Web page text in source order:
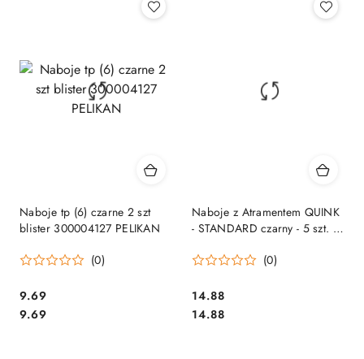
Naboje tp (6) czarne 2 szt
blister 300004127 PELIKAN
(0)
Cena:
9.69
Cena:
9.69
Naboje z Atramentem QUINK
- STANDARD czarny - 5 szt. w
(0)
Cena:
14.88
Cena:
14.88